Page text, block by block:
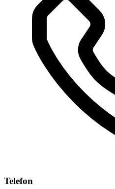
Telefon